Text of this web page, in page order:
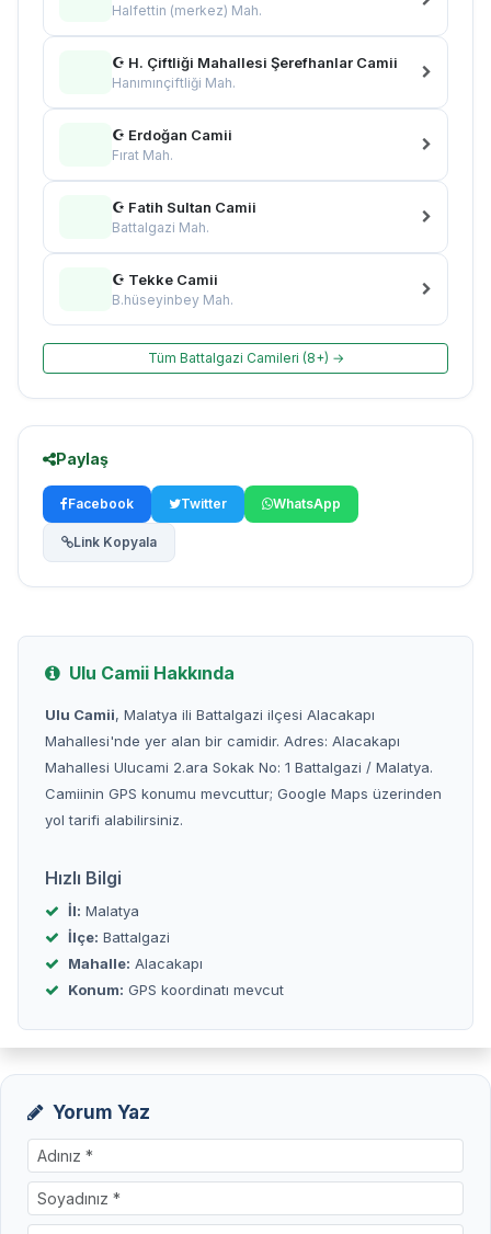
Halfettin (merkez) Mah.
☪ H. Çiftliği Mahallesi Şerefhanlar Camii
Hanımınçiftliği Mah.
☪ Erdoğan Camii
Fırat Mah.
☪ Fatih Sultan Camii
Battalgazi Mah.
☪ Tekke Camii
B.hüseyinbey Mah.
Tüm Battalgazi Camileri (8+) →
Paylaş
Facebook Twitter WhatsApp
Link Kopyala
Ulu Camii Hakkında
Ulu Camii, Malatya ili Battalgazi ilçesi Alacakapı
Mahallesi'nde yer alan bir camidir. Adres: Alacakapı
Mahallesi Ulucami 2.ara Sokak No: 1 Battalgazi / Malatya.
Camiinin GPS konumu mevcuttur; Google Maps üzerinden
yol tarifi alabilirsiniz.
Hızlı Bilgi
İl: Malatya
İlçe: Battalgazi
Mahalle: Alacakapı
Konum: GPS koordinatı mevcut
Yorum Yaz